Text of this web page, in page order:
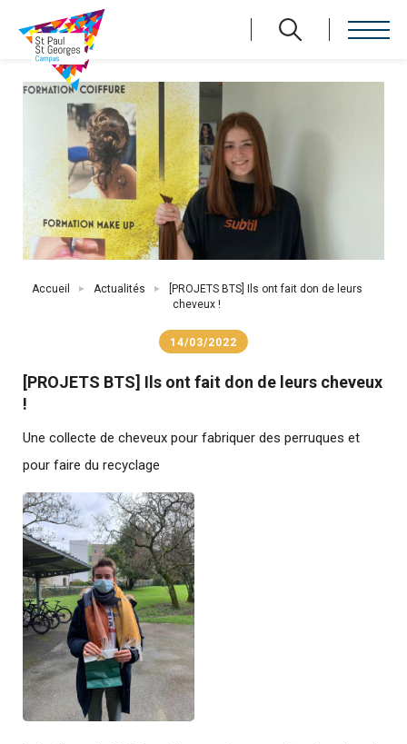
contenu
Fil
Accueil Actualités
[PROJETS BTS] Ils ont fait don de leurs
cheveux !
14/03/2022
[PROJETS BTS] Ils ont fait don de leurs cheveux
!
Une collecte de cheveux pour fabriquer des perruques et
pour faire du recyclage